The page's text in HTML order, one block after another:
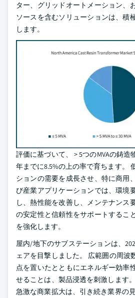
ター、グリッドオートメーション、
ソースを含むソリューションは、積
します。
評価に基づいて、 > 5つのMVAの鋳造
年までに8.5%の上の率で育ちます。
ションの需要を成長させ、特に商用
び産業アプリケーションでは、環境
し、熱性能を改善し、メンテナンス
の安定性と信頼性をサポートするこ
を強化します。
屋内/地下のサブステーションは、
ェアを目撃しました。 広範囲の周波
点を置いたとともにエネルギー効率
せることは、製品浸透を刺激します
急激な商業拡大は、引き続き業界の